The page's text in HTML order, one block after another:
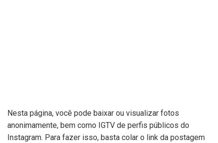
Nesta página, você pode baixar ou visualizar fotos
anonimamente, bem como IGTV de perfis públicos do
Instagram. Para fazer isso, basta colar o link da postagem